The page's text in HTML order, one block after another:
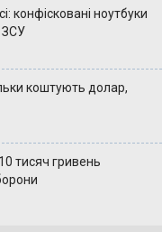
конфісковані ноутбуки
ЗСУ
коштують долар,
тисяч гривень